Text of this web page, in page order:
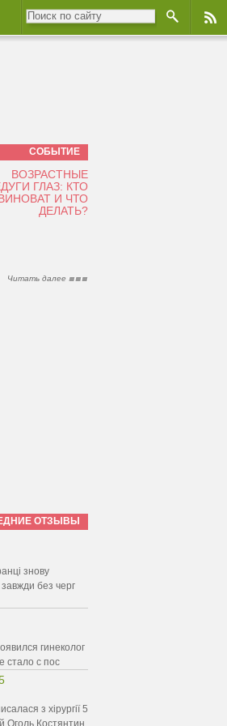
СОБЫТИЕ
ВОЗРАСТНЫЕ
ГЛАЗ: КТО
И ЧТО
ДЕЛАТЬ?
Читать далее
ОТЗЫВЫ
знову
без черг
гинеколог
стало с пос
з хірургії 5
Оголь Костянтин